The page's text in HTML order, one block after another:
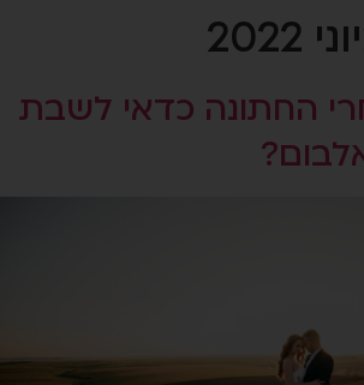
החתונה כדאי לשבת